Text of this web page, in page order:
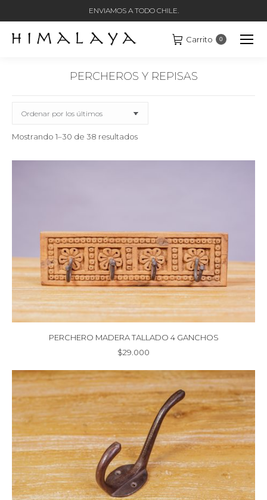
ENVIAMOS A TODO CHILE.
Carrito 0
PERCHEROS Y REPISAS
Mostrando 1–30 de 38 resultadosOrdenado
los
PERCHERO MADERA TALLADO 4 GANCHOS
$29.000